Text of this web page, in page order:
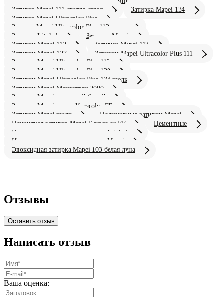
Затирка Mapei 111 светло серая
Затирка Mapei 134
Затирка Mapei Ultracolor Plus
Затирка Mapei Ultracolor Plus 112 серая
Затирки Litokol
Затирки Mapei
Затирки Mapei 112
Затирки Mapei 113
Затирки Mapei 127
Затирки Mapei Ultracolor Plus 111
Затирки Mapei Ultracolor Plus 113
Затирки Mapei Ultracolor Plus 130
Затирки Mapei Ultracolor Plus 134 шелк
Затирки Mapei Манхэттен 2000
Затирки Mapei античный белый
Затирки Mapei серии Keracolor FF
Затирки Mapei шелк
Полимерные затирки Mapei
Цементная затирка Mapei Keracolor FF
Цементные
Цементные затирки для плитки Litokol
Цементные затирки для плитки Mapei
Эпоксидная затирка Mapei 103 белая луна
Отзывы
Оставить отзыв
Написать отзыв
Ваша оценка: